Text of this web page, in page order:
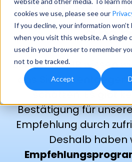
cookies we use, please see our
If you decline, your information won’t
when you visit this website. A single
used in your browser to remember
not to be tracked.
Accept
BeiKronos HRwissen
das Sie uns
schätzen. Es gibt
Bestätigung für
Empfehlung durch
Deshalb haben